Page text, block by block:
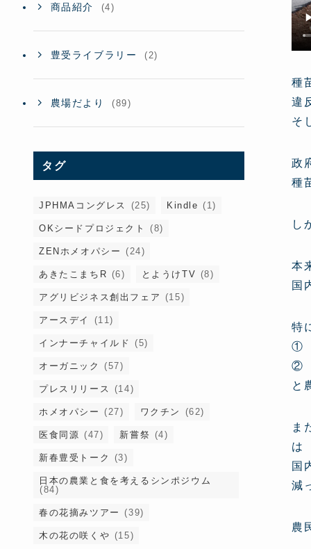
種
違
そ
政
種
し
本
国
特
①
②
と
ま
は
国
減
農
商品紹介 (4)
豊受ライブラリー (2)
農場だより (89)
タグ
JPHMAコングレス (25) Kindle (1)
OKシードプロジェクト (8)
ZENホメオパシー (24)
あきたこまちR (6) とようけTV (8)
アグリビジネス創出フェア (15)
アースデイ (11)
インナーチャイルド (5)
オーガニック (57)
プレスリリース (14)
ホメオパシー (27) ワクチン (62)
医食同源 (47) 新嘗祭 (4)
新春豊受トーク (3)
日本の農業と食を考えるシンポジウム
(84)
春の花摘みツアー (39)
木の花の咲くや (15)